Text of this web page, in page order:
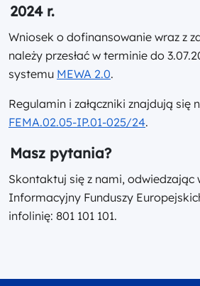
2024 r.
Wniosek o dofinansowanie wraz z
należy przesłać w terminie do
systemu MEWA 2.0.
Regulamin i załączniki znajdują się
FEMA.02.05-IP.01-025/24.
Masz pytania?
Skontaktuj się z nami, odwiedzając
Informacyjny Funduszy
infolinię: 801 101 101.